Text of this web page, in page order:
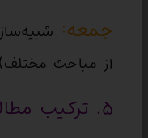
جمعه:
از مباحث مختلف)
۵. ترکیب مطالعه با حل تست: